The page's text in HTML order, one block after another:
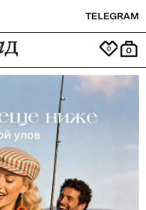
TELEGRAM
0